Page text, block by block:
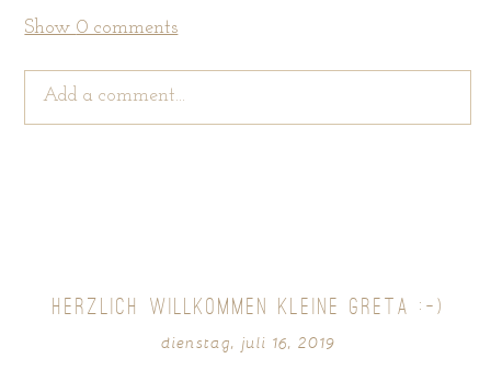
Show 0 comments
Add a comment...
HERZLICH WILLKOMMEN KLEINE GRETA :-)
dienstag, juli 16, 2019